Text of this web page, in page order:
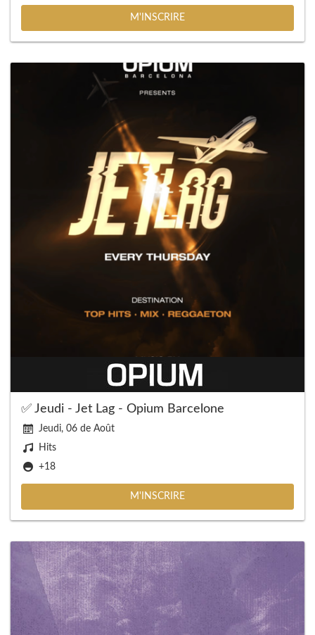
M'INSCRIRE
✅ Jeudi - Jet Lag - Opium Barcelone
Jeudi, 06 de Août
Hits
+18
M'INSCRIRE